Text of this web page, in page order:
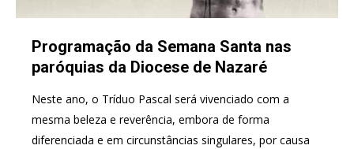
Programação da Semana Santa nas
paróquias da Diocese de Nazaré
Neste ano, o Tríduo Pascal será vivenciado com a
mesma beleza e reverência, embora de forma
diferenciada e em circunstâncias singulares, por causa